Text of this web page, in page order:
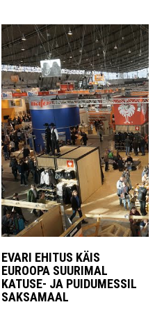
EVARI EHITUS KÄIS
EUROOPA SUURIMAL
KATUSE- JA PUIDUMESSIL
SAKSAMAAL